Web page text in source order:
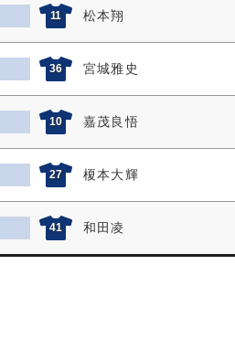
11 松本翔
36 宮城雅史
10 嘉茂良悟
27 榎本大輝
41 和田凌